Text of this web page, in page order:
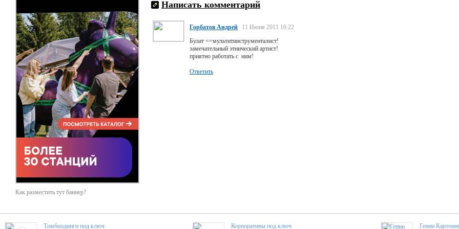
Как разместить тут баннер?
Написать комментарий
Горбатов Андрей
11 Июня 2011 16:22
Булат ==мультитинструменталист!
замечательный этнический артист!
приятно работать с ним!
Ответить
Тимбилдинги под ключ Корпоративы под ключ Гении